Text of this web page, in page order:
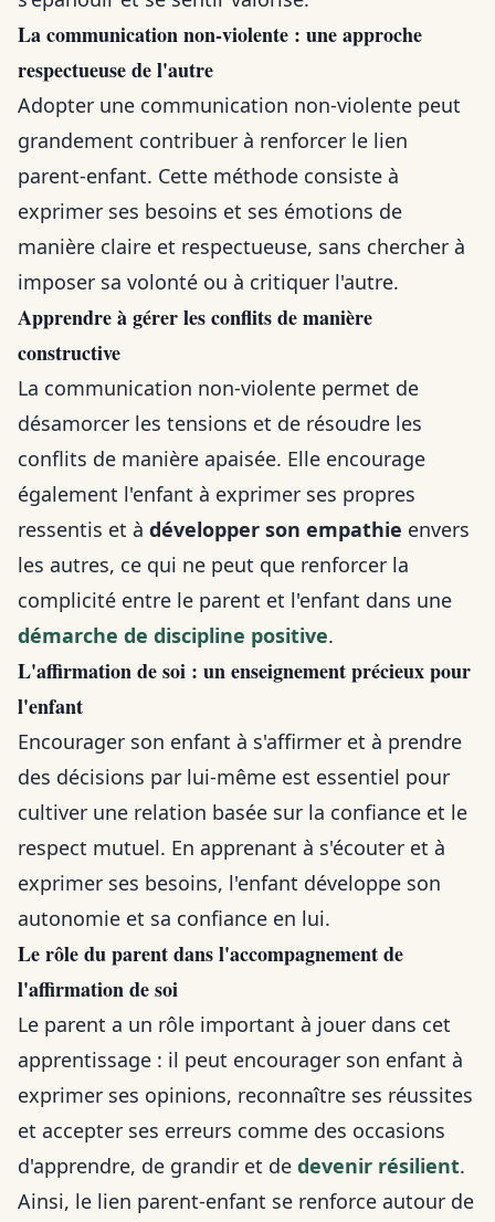
La communication non-violente : une approche
respectueuse de l'autre
Adopter une communication non-violente peut
grandement contribuer à renforcer le lien
parent-enfant. Cette méthode consiste à
exprimer ses besoins et ses émotions de
manière claire et respectueuse, sans chercher à
imposer sa volonté ou à critiquer l'autre.
Apprendre à gérer les conflits de manière
constructive
La communication non-violente permet de
désamorcer les tensions et de résoudre les
conflits de manière apaisée. Elle encourage
également l'enfant à exprimer ses propres
ressentis et à développer son empathie envers
les autres, ce qui ne peut que renforcer la
complicité entre le parent et l'enfant dans une
démarche de discipline positive.
L'affirmation de soi : un enseignement précieux pour
l'enfant
Encourager son enfant à s'affirmer et à prendre
des décisions par lui-même est essentiel pour
cultiver une relation basée sur la confiance et le
respect mutuel. En apprenant à s'écouter et à
exprimer ses besoins, l'enfant développe son
autonomie et sa confiance en lui.
Le rôle du parent dans l'accompagnement de
l'affirmation de soi
Le parent a un rôle important à jouer dans cet
apprentissage : il peut encourager son enfant à
exprimer ses opinions, reconnaître ses réussites
et accepter ses erreurs comme des occasions
d'apprendre, de grandir et de devenir résilient.
Ainsi, le lien parent-enfant se renforce autour de